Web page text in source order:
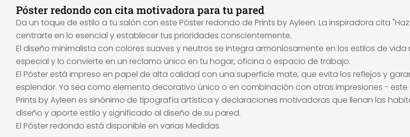
Póster redondo con cita motivadora para tu pared
Da un toque de estilo a tu salón con este Póster redondo de Prints by Ayleen. La inspiradora cita
centrarte en lo esencial y establecer tus prioridades conscientemente.
El diseño minimalista con colores suaves y neutros se integra armoniosamente en los estilos de
especial y lo convierte en un reclamo único en tu hogar, oficina o espacio de trabajo.
El Póster está impreso en papel de alta calidad con una superficie mate, que evita los reflejos y
esplendor. Ya sea como elemento decorativo único o en combinación con otras impresiones -
Prints by Ayleen es sinónimo de tipografía artística y declaraciones motivadoras que llenan las
diseño y aporte estilo y significado al diseño de su pared.
El Póster redondo está disponible en varias Medidas.